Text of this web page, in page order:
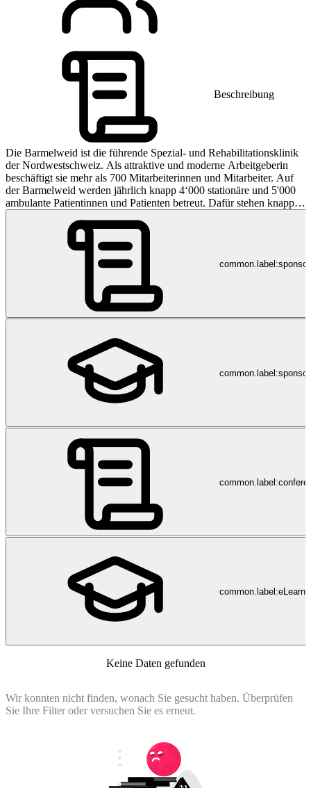
Beschreibung
Die Barmelweid ist die führende Spezial- und Rehabilitationsklinik
der Nordwestschweiz. Als attraktive und moderne Arbeitgeberin
beschäftigt sie mehr als 700 Mitarbeiterinnen und Mitarbeiter. Auf
der Barmelweid werden jährlich knapp 4‘000 stationäre und 5'000
ambulante Patientinnen und Patienten betreut. Dafür stehen knapp
300 Betten zur Verfügung. Weitere Informationen über die
Barmelweid und die spannenden Jobmöglichkeiten finden Sie auf
jobs.barmelweid.ch.
Keine Daten gefunden
Wir konnten nicht finden, wonach Sie gesucht haben. Überprüfen
Sie Ihre Filter oder versuchen Sie es erneut.